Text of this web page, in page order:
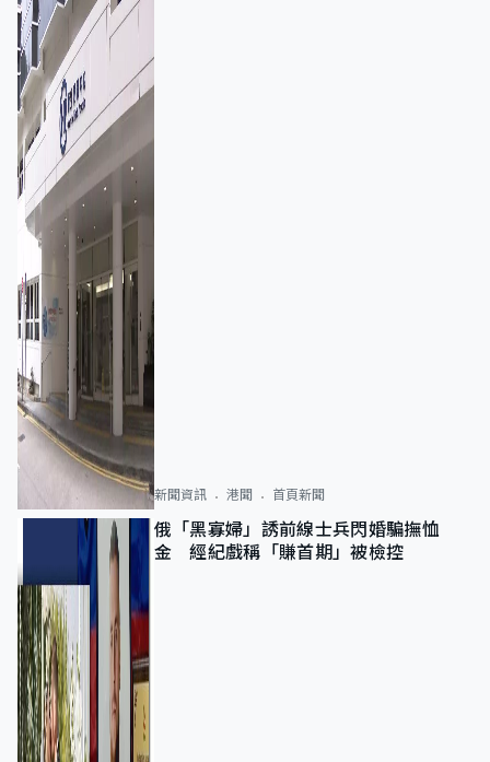
新聞資訊 港聞 首頁新聞
俄「黑寡婦」誘前線士兵閃婚騙撫恤
金 經紀戲稱「賺首期」被檢控